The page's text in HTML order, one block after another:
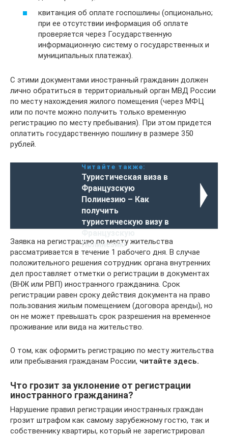
квитанция об оплате госпошлины (опционально;
при ее отсутствии информация об оплате
проверяется через Государственную
информационную систему о государственных и
муниципальных платежах).
С этими документами иностранный гражданин должен
лично обратиться в территориальный орган МВД России
по месту нахождения жилого помещения (через МФЦ
или по почте можно получить только временную
регистрацию по месту пребывания). При этом придется
оплатить государственную пошлину в размере 350
рублей.
Читайте также:
Туристическая виза в
Французскую
Полинезию – Как
получить
туристическую визу в
Полинезию
Заявка на регистрацию по месту жительства
рассматривается в течение 1 рабочего дня. В случае
положительного решения сотрудник органа внутренних
дел проставляет отметки о регистрации в документах
(ВНЖ или РВП) иностранного гражданина. Срок
регистрации равен сроку действия документа на право
пользования жилым помещением (договора аренды), но
он не может превышать срок разрешения на временное
проживание или вида на жительство.
О том, как оформить регистрацию по месту жительства
или пребывания гражданам России, читайте здесь.
Что грозит за уклонение от регистрации
иностранного гражданина?
Нарушение правил регистрации иностранных граждан
грозит штрафом как самому зарубежному гостю, так и
собственнику квартиры, который не зарегистрировал